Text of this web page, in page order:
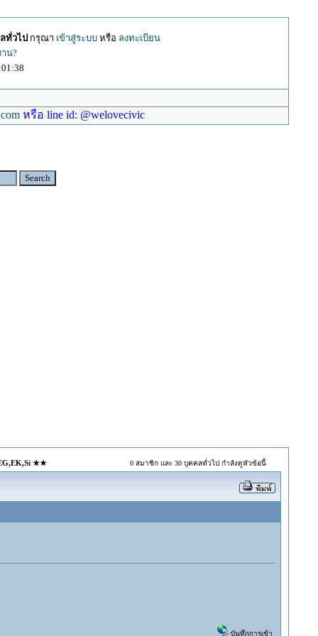
ทั่วไป กรุณา เข้าสู่ระบบหรือ ลงทะเบียน
น?
หรือ line id: @welovecivic
★★ 0 สมาชิก และ 30 บุคคลทั่วไป กำลังดูหัวข้อนี้
บันทึกการเข้า